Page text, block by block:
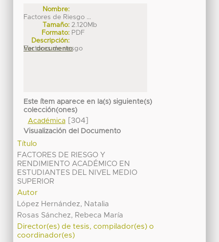
Nombre:
Factores de Riesgo ...
Tamaño: 2.120Mb
Formato: PDF
Descripción:
Factores de riesgo
Ver documento
Este ítem aparece en la(s) siguiente(s)
colección(ones)
Académica[304]
Visualización del Documento
Título
FACTORES DE RIESGO Y
RENDIMIENTO ACADÉMICO EN
ESTUDIANTES DEL NIVEL MEDIO
SUPERIOR
Autor
López Hernández, Natalia
Rosas Sánchez, Rebeca María
Director(es) de tesis, compilador(es) o
coordinador(es)